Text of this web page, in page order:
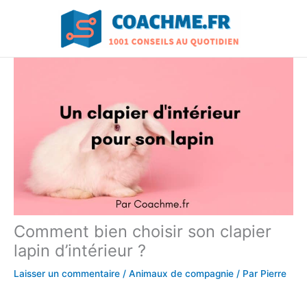
Comment bien choisir son clapier
lapin d’intérieur ?
Laisser un commentaire / Animaux de compagnie / Par Pierre